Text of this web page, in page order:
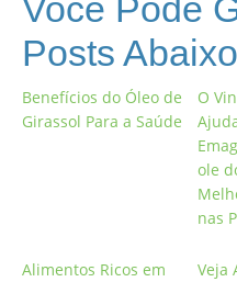
Você Pode
Posts Abaixo
Benefícios do Óleo de
Girassol Para a Saúde
O
ole
nas
Alimentos Ricos em
Veja